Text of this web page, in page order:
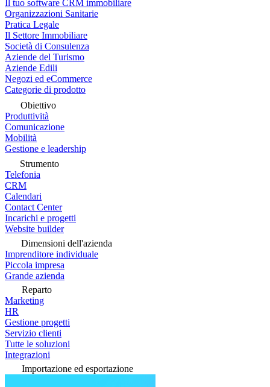
Il tuo software CRM immobiliare
Organizzazioni Sanitarie
Pratica Legale
Il Settore Immobiliare
Società di Consulenza
Aziende del Turismo
Aziende Edili
Negozi ed eCommerce
Categorie di prodotto
Obiettivo
Produttività
Comunicazione
Mobilità
Gestione e leadership
Strumento
Telefonia
CRM
Calendari
Contact Center
Incarichi e progetti
Website builder
Dimensioni dell'azienda
Imprenditore individuale
Piccola impresa
Grande azienda
Reparto
Marketing
HR
Gestione progetti
Servizio clienti
Tutte le soluzioni
Integrazioni
Importazione ed esportazione